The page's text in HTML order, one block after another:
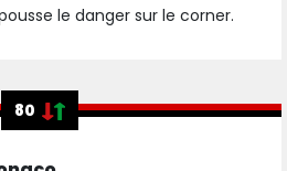
le danger sur le corner.
80